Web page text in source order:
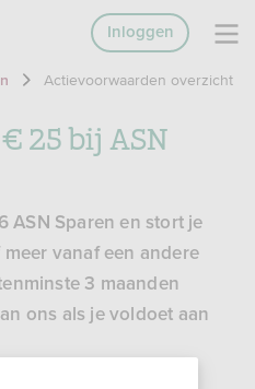
Inloggen
Actievoorwaarden overzicht
25 bij ASN
ASN Sparen en stort je
vanaf een andere
3 maanden
ons als je voldoet aan